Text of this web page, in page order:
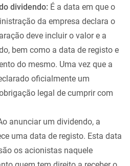
dividendo: É a data em que o
da empresa declara o
deve incluir o valor e a
bem como a data de registo e
do mesmo. Uma vez que a
oficialmente um
legal de cumprir com
anunciar um dividendo, a
uma data de registo. Esta data
os acionistas naquele